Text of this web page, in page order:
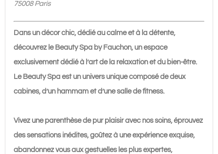
180€
75008 Paris
Dans un décor chic, dédié au calme et à la détente,
découvrez le Beauty Spa by Fauchon, un espace
exclusivement dédié à l’art de la relaxation et du bien-être.
Le Beauty Spa est un univers unique composé de deux
cabines, d’un hammam et d’une salle de fitness.
Vivez une parenthèse de pur plaisir avec nos soins, éprouvez
des sensations inédites, goûtez à une expérience exquise,
abandonnez vous aux gestuelles les plus expertes,